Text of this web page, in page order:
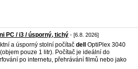
PC / i3 / úsporný, tichý - [6.8. 2026]
a úsporný stolní počítač dell
OptiPlex 3040
pouze 1 litr). Počítač je ideální do
po internetu, přehrávání filmů nebo jako